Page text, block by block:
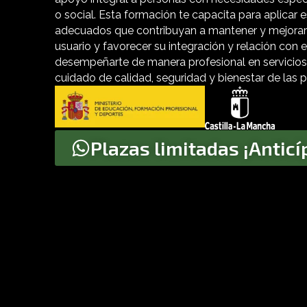
o social. Esta formación te capacita para aplicar
adecuados que contribuyan a mantener y
usuario y favorecer su integración y relación con
desempeñarte de manera profesional en
cuidado de calidad, seguridad y bienestar de las
Plazas limitadas